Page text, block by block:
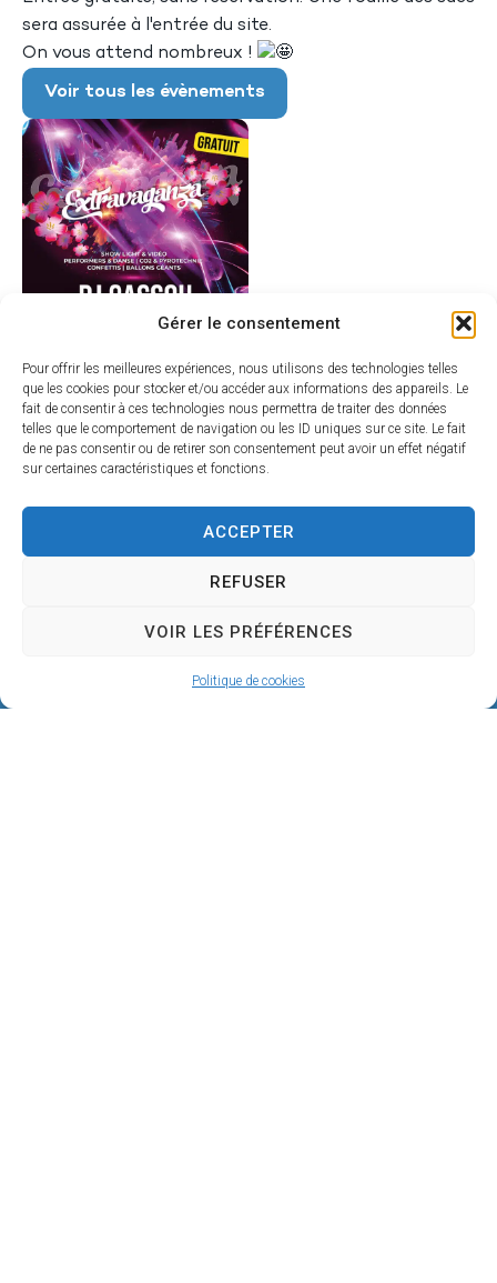
Gérer le consentement
Pour offrir les meilleures expériences, nous utilisons des technologies telles
que les cookies pour stocker et/ou accéder aux informations des appareils. Le
fait de consentir à ces technologies nous permettra de traiter des données
telles que le comportement de navigation ou les ID uniques sur ce site. Le fait
de ne pas consentir ou de retirer son consentement peut avoir un effet négatif
sur certaines caractéristiques et fonctions.
ACCEPTER
REFUSER
VOIR LES PRÉFÉRENCES
Politique de cookies
sera assurée à l'entrée du site.
On vous attend nombreux !
Voir tous les évènements